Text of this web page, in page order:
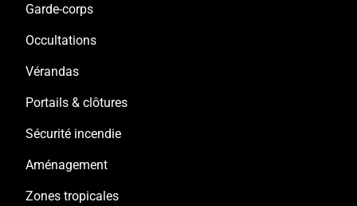
Garde-corps
Occultations
Vérandas
Portails & clôtures
Sécurité incendie
Aménagement
Zones tropicales